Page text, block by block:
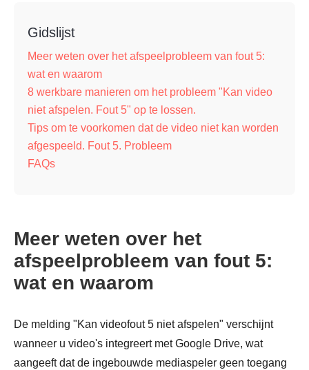
Gidslijst
Meer weten over het afspeelprobleem van fout 5:
wat en waarom
8 werkbare manieren om het probleem "Kan video
niet afspelen. Fout 5" op te lossen.
Tips om te voorkomen dat de video niet kan worden
afgespeeld. Fout 5. Probleem
FAQs
Meer weten over het
afspeelprobleem van fout 5:
wat en waarom
De melding "Kan videofout 5 niet afspelen" verschijnt
wanneer u video's integreert met Google Drive, wat
aangeeft dat de ingebouwde mediaspeler geen toegang